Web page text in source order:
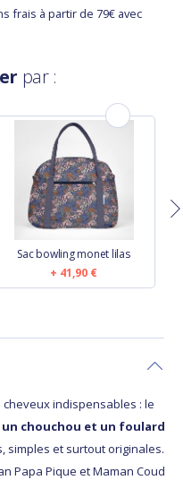
frais à partir de 79€ avec
par :
Sac bowling monet lilas
41,90 €
indispensables : le
chouchou et un foulard
simples et surtout originales.
Papa Pique et Maman Coud